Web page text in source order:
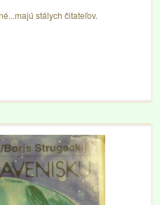
stálych čitateľov.